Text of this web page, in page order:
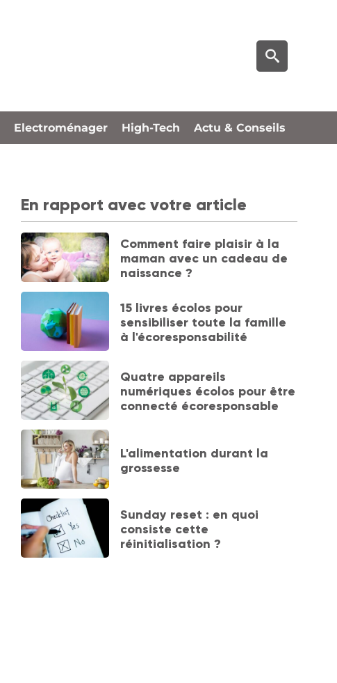
Electroménager High-Tech Actu & Conseils
En rapport avec votre article
Comment faire plaisir à la
maman avec un cadeau de
naissance ?
15 livres écolos pour
sensibiliser toute la famille
à l'écoresponsabilité
Quatre appareils
numériques écolos pour être
connecté écoresponsable
L'alimentation durant la
grossesse
Sunday reset : en quoi
consiste cette
réinitialisation ?